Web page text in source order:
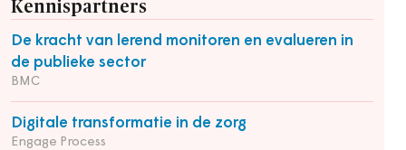
Kennispartners
De kracht van lerend monitoren en evalueren in
de publieke sector
BMC
Digitale transformatie in de zorg
Engage Process